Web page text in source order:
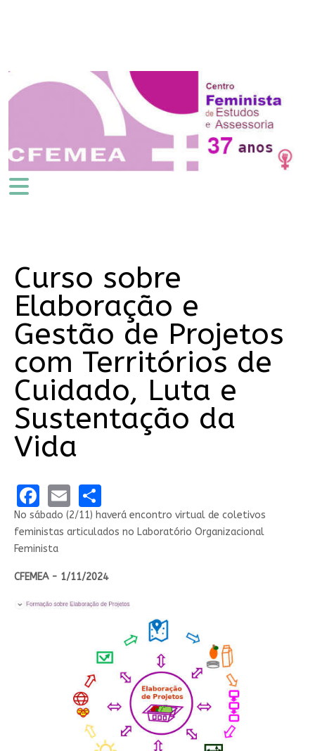
Curso sobre
Elaboração e
Gestão de Projetos
com Territórios de
Cuidado, Luta e
Sustentação da
Vida
Facebook
EmailShare
No sábado (2/11) haverá encontro virtual de coletivos
feministas articulados no Laboratório Organizacional
Feminista
CFEMEA - 1/11/2024